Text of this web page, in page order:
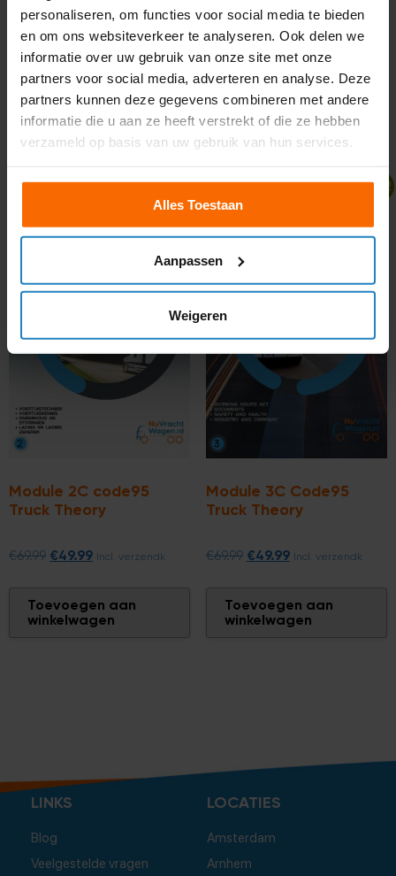
personaliseren, om functies voor social media te bieden
en om ons websiteverkeer te analyseren. Ook delen we
informatie over uw gebruik van onze site met onze
partners voor social media, adverteren en analyse. Deze
partners kunnen deze gegevens combineren met andere
informatie die u aan ze heeft verstrekt of die ze hebben
verzameld op basis van uw gebruik van hun services.
Alles Toestaan
Aanpassen
Weigeren
Nuvrachtwagen.nl, the largest provider of truck
theory courses in the Netherlands, and take the
first step toward obtaining your driving license!
Gerelateerde producten
Aanbieding!
Module 2C code95
Truck Theory
€69.99 €49.99 Incl. verzendk
Toevoegen aan
winkelwagen
Aanbieding!
Module 3C Code95
Truck Theory
€69.99 €49.99 Incl. verzendk
Toevoegen aan
winkelwagen
LINKS
Blog
Veelgestelde vragen
LOCATIES
Amsterdam
Arnhem